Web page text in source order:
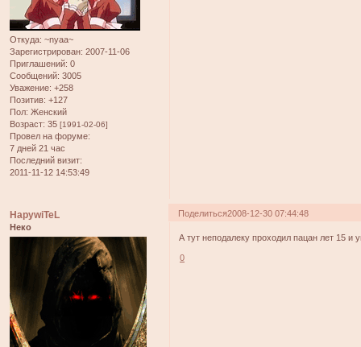
Откуда: ~nyaa~
Зарегистрирован: 2007-11-06
Приглашений: 0
Сообщений: 3005
Уважение: +258
Позитив: +127
Пол: Женский
Возраст: 35 [1991-02-06]
Провел на форуме:
7 дней 21 час
Последний визит:
2011-11-12 14:53:49
Поделиться2008-12-30 07:44:48
HapywiTeL
Неко
А тут неподалеку проходил пацан лет 15 и
0